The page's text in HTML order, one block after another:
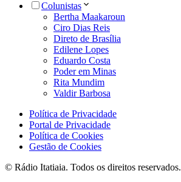
Colunistas
Bertha Maakaroun
Ciro Dias Reis
Direto de Brasília
Edilene Lopes
Eduardo Costa
Poder em Minas
Rita Mundim
Valdir Barbosa
Política de Privacidade
Portal de Privacidade
Política de Cookies
Gestão de Cookies
© Rádio Itatiaia. Todos os direitos reservados.